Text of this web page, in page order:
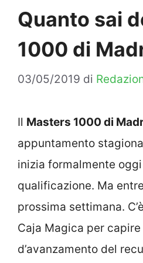
Quanto sai
1000 di
03/05/2019 di
Il Masters 1000 di
appuntamento
inizia formalmente
qualificazione. Ma
prossima settimana.
Caja Magica per
d’avanzamento del